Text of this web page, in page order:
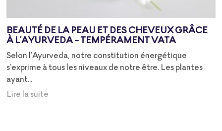
BEAUTÉ DE LA PEAU ET DES CHEVEUX GRÂCE
À L'AYURVEDA - TEMPÉRAMENT VATA
Selon l’Ayurveda, notre constitution énergétique
s’exprime à tous les niveaux de notre être. Les plantes
ayant...
Lire la suite